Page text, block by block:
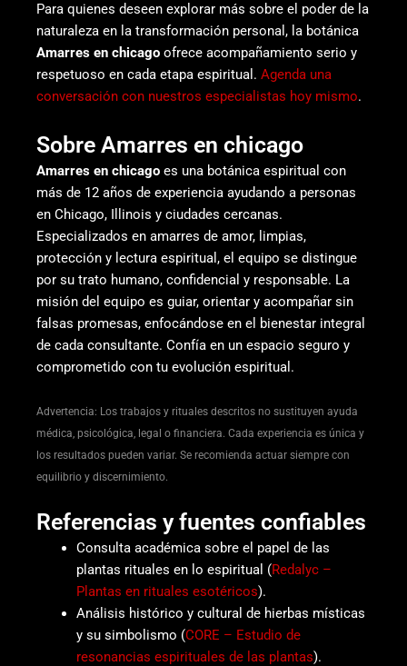
Para quienes deseen explorar más sobre el poder de la
naturaleza en la transformación personal, la botánica
Amarres en chicago ofrece acompañamiento serio y
respetuoso en cada etapa espiritual. Agenda una
conversación con nuestros especialistas hoy mismo.
Sobre Amarres en chicago
Amarres en chicago es una botánica espiritual con
más de 12 años de experiencia ayudando a personas
en Chicago, Illinois y ciudades cercanas.
Especializados en amarres de amor, limpias,
protección y lectura espiritual, el equipo se distingue
por su trato humano, confidencial y responsable. La
misión del equipo es guiar, orientar y acompañar sin
falsas promesas, enfocándose en el bienestar integral
de cada consultante. Confía en un espacio seguro y
comprometido con tu evolución espiritual.
Advertencia: Los trabajos y rituales descritos no sustituyen ayuda
médica, psicológica, legal o financiera. Cada experiencia es única y
los resultados pueden variar. Se recomienda actuar siempre con
equilibrio y discernimiento.
Referencias y fuentes confiables
Consulta académica sobre el papel de las
plantas rituales en lo espiritual (Redalyc –
Plantas en rituales esotéricos).
Análisis histórico y cultural de hierbas místicas
y su simbolismo (CORE – Estudio de
resonancias espirituales de las plantas).